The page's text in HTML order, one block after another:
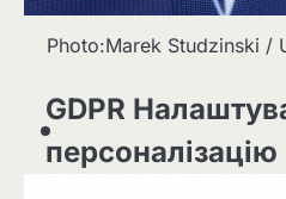
Photo:Marek Studzinski /
GDPR
персоналізацію